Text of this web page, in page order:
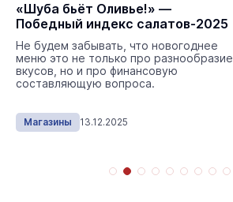
«Шуба бьёт Оливье!» —
Победный индекс салатов-2025
Не будем забывать, что новогоднее
меню это не только про разнообразие
вкусов, но и про финансовую
составляющую вопроса.
Магазины 13.12.2025